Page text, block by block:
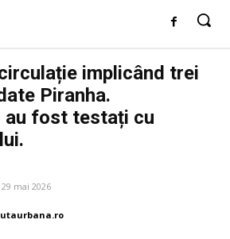
implicând trei
Piranha.
au fost testați cu
29 mai 2026